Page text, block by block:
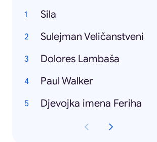
Sila
Sulejman Veličanstveni
Dolores Lambaša
Paul Walker
Djevojka imena Feriha